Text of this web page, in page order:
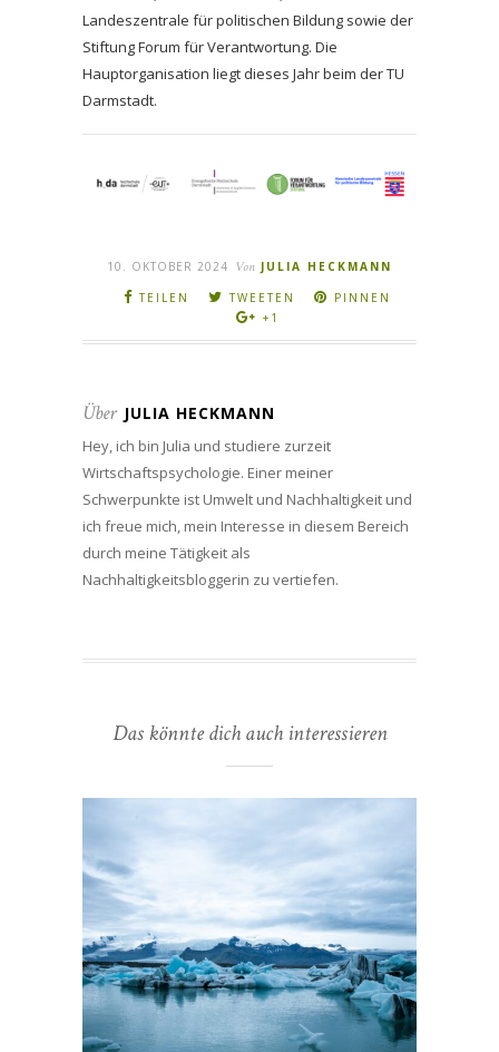
Landeszentrale für politischen Bildung sowie der
Stiftung Forum für Verantwortung. Die
Hauptorganisation liegt dieses Jahr beim der TU
Darmstadt.
10. OKTOBER 2024 Von JULIA HECKMANN
TEILEN
TWEETEN
PINNEN
+1
Über JULIA HECKMANN
Hey, ich bin Julia und studiere zurzeit
Wirtschaftspsychologie. Einer meiner
Schwerpunkte ist Umwelt und Nachhaltigkeit und
ich freue mich, mein Interesse in diesem Bereich
durch meine Tätigkeit als
Nachhaltigkeitsbloggerin zu vertiefen.
Das könnte dich auch interessieren